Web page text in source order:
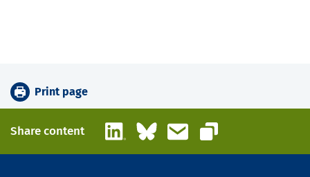
Print page
Share content LinkedInBlueskyEmail
Copy link